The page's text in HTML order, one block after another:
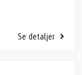
Se detaljer